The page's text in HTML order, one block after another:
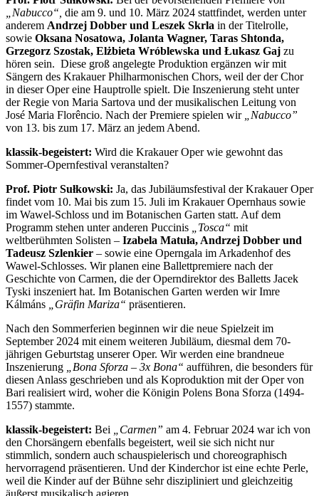
„Nabucco“, die am 9. und 10. März 2024 stattfindet, werden unter
anderem Andrzej Dobber und Leszek Skrla in der Titelrolle,
sowie Oksana Nosatowa, Jolanta Wagner, Taras Shtonda,
Grzegorz Szostak, Elżbieta Wróblewska und Łukasz Gaj zu
hören sein. Diese groß angelegte Produktion ergänzen wir mit
Sängern des Krakauer Philharmonischen Chors, weil der der Chor
in dieser Oper eine Hauptrolle spielt. Die Inszenierung steht unter
der Regie von Maria Sartova und der musikalischen Leitung von
José Maria Florêncio. Nach der Premiere spielen wir
„Nabucco”
von 13. bis zum 17. März an jedem Abend.
klassik-begeistert: Wird die Krakauer Oper wie gewohnt das
Sommer-Opernfestival veranstalten?
Prof. Piotr Sułkowski: Ja, das Jubiläumsfestival der Krakauer Oper
findet vom 10. Mai bis zum 15. Juli im Krakauer Opernhaus sowie
im Wawel-Schloss und im Botanischen Garten statt. Auf dem
Programm stehen unter anderen Puccinis
„Tosca“ mit
weltberühmten Solisten – Izabela Matuła, Andrzej Dobber und
Tadeusz Szlenkier – sowie eine Operngala im Arkadenhof des
Wawel-Schlosses. Wir planen eine Ballettpremiere nach der
Geschichte von Carmen, die der Operndirektor des Balletts Jacek
Tyski inszeniert hat. Im Botanischen Garten werden wir Imre
Kálmáns
„Gräfin Mariza“ präsentieren.
Nach den Sommerferien beginnen wir die neue Spielzeit im
September 2024 mit einem weiteren Jubiläum, diesmal dem 70-
jährigen Geburtstag unserer Oper. Wir werden eine brandneue
Inszenierung
„Bona Sforza – 3x Bona“ aufführen, die besonders für
diesen Anlass geschrieben und als Koproduktion mit der Oper von
Bari realisiert wird, woher die Königin Polens Bona Sforza (1494-
1557) stammte.
klassik-begeistert: Bei „Carmen” am 4. Februar 2024 war ich von
den Chorsängern ebenfalls begeistert, weil sie sich nicht nur
stimmlich, sondern auch schauspielerisch und choreographisch
hervorragend präsentieren. Und der Kinderchor ist eine echte Perle,
weil die Kinder auf der Bühne sehr diszipliniert und gleichzeitig
äußerst musikalisch agieren.